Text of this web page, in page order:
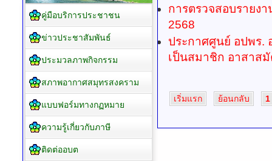
การตรวจสอบรายง
2568
ประกาศศูนย์ อปพร.
เป็นสมาชิก อาสาส
เริ่มแรก ย้อนกลับ 1
คู่มือบริการประชาชน
ข่าวประชาสัมพันธ์
ประมวลภาพกิจกรรม
สภาพอากาศสมุทรสงคราม
แบบฟอร์มทางกฏหมาย
ความรู้เกี่ยวกับภาษี
ติดต่ออบต